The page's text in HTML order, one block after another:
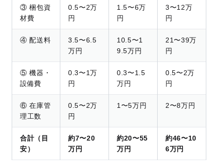
③ 梱包資
材費
0.5〜2万
円
1.5〜6万
円
3〜12万
円
④ 配送料
3.5〜6.5
万円
10.5〜1
9.5万円
21〜39万
円
⑤ 機器・
設備費
0.3〜1万
円
0.3〜1.5
万円
0.5〜2万
円
⑥ 在庫管
理工数
0.5〜2万
円
1〜5万円 2〜8万円
合計（目
安）
約7〜20
万円
約20〜55
万円
約46〜10
6万円